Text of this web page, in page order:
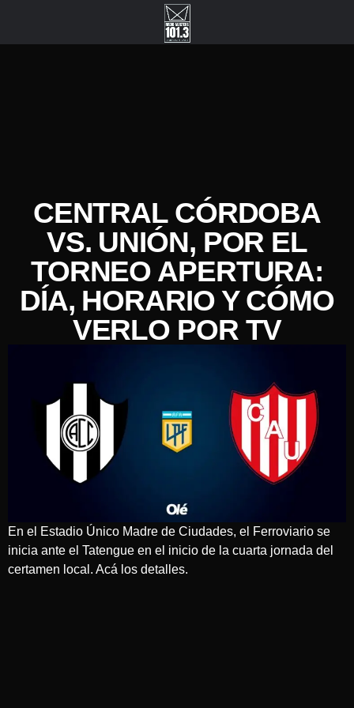
CENTRAL CÓRDOBA
VS. UNIÓN, POR EL
TORNEO APERTURA:
DÍA, HORARIO Y CÓMO
VERLO POR TV
En el Estadio Único Madre de Ciudades, el Ferroviario se
inicia ante el Tatengue en el inicio de la cuarta jornada del
certamen local. Acá los detalles.